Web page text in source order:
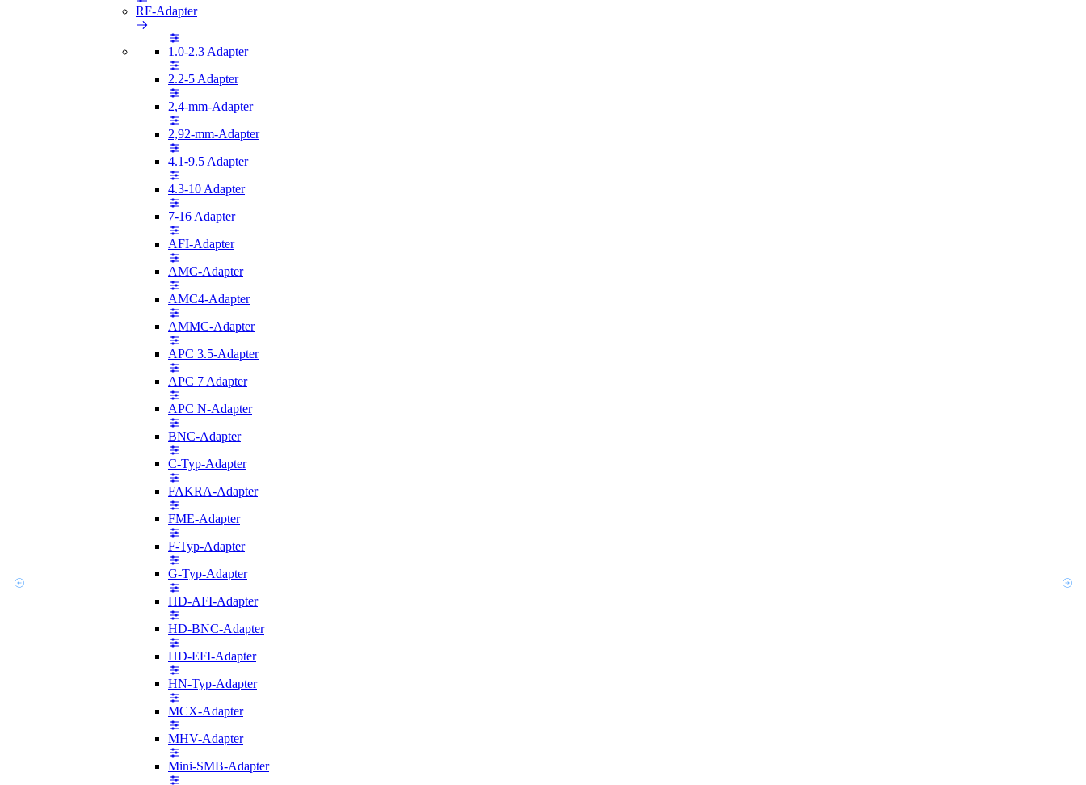
RF-Adapter
1.0-2.3 Adapter
2.2-5 Adapter
2,4-mm-Adapter
2,92-mm-Adapter
4.1-9.5 Adapter
4.3-10 Adapter
7-16 Adapter
AFI-Adapter
AMC-Adapter
AMC4-Adapter
AMMC-Adapter
APC 3.5-Adapter
APC 7 Adapter
APC N-Adapter
BNC-Adapter
C-Typ-Adapter
FAKRA-Adapter
FME-Adapter
F-Typ-Adapter
G-Typ-Adapter
HD-AFI-Adapter
HD-BNC-Adapter
HD-EFI-Adapter
HN-Typ-Adapter
MCX-Adapter
MHV-Adapter
Mini-SMB-Adapter